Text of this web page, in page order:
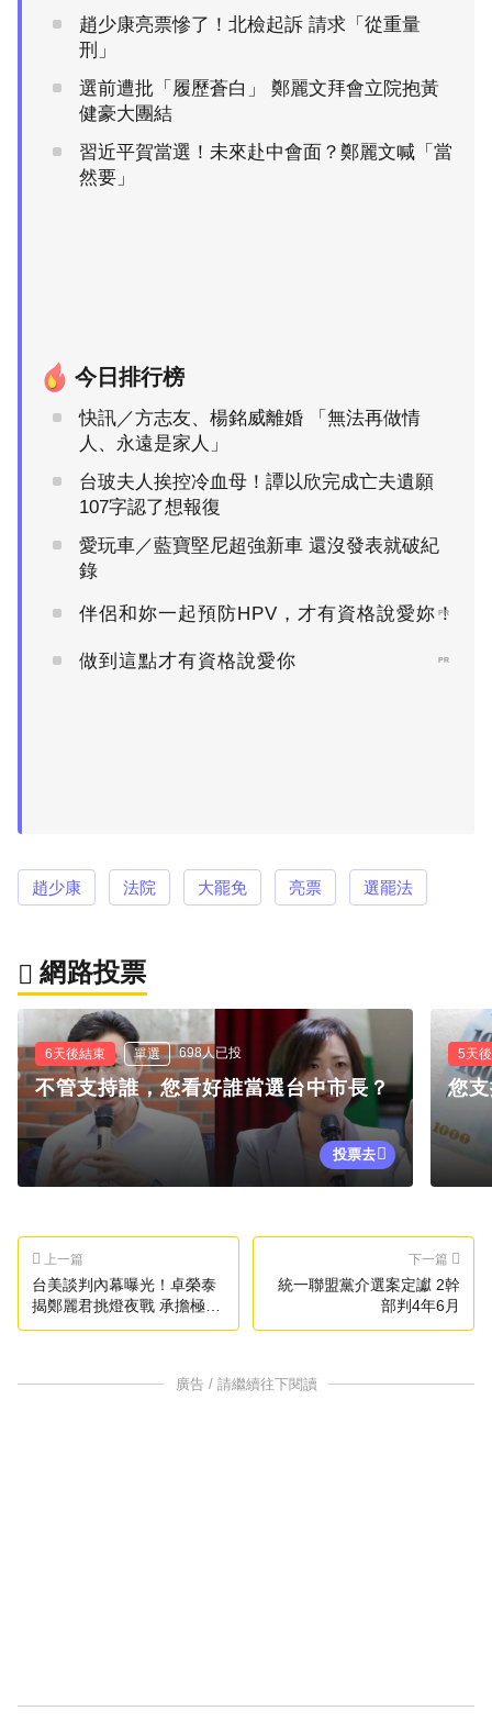
趙少康亮票慘了！北檢起訴 請求「從重量
刑」
選前遭批「履歷蒼白」 鄭麗文拜會立院抱黃
健豪大團結
習近平賀當選！未來赴中會面？鄭麗文喊「當
然要」
今日排行榜
快訊／方志友、楊銘威離婚 「無法再做情
人、永遠是家人」
台玻夫人挨控冷血母！譚以欣完成亡夫遺願
107字認了想報復
愛玩車／藍寶堅尼超強新車 還沒發表就破紀
錄
伴侶和妳一起預防HPV，才有資格說愛妳！
PR
做到這點才有資格說愛你 PR
趙少康 法院 大罷免 亮票 選罷法
網路投票
6天後結束 單選 698人已投
不管支持誰，您看好誰當選台中市長？
投票去
5天
您
上一篇
台美談判內幕曝光！卓榮泰
揭鄭麗君挑燈夜戰 承擔極大
壓力
下一篇
統一聯盟黨介選案定讞 2幹
部判4年6月
廣告 / 請繼續往下閱讀